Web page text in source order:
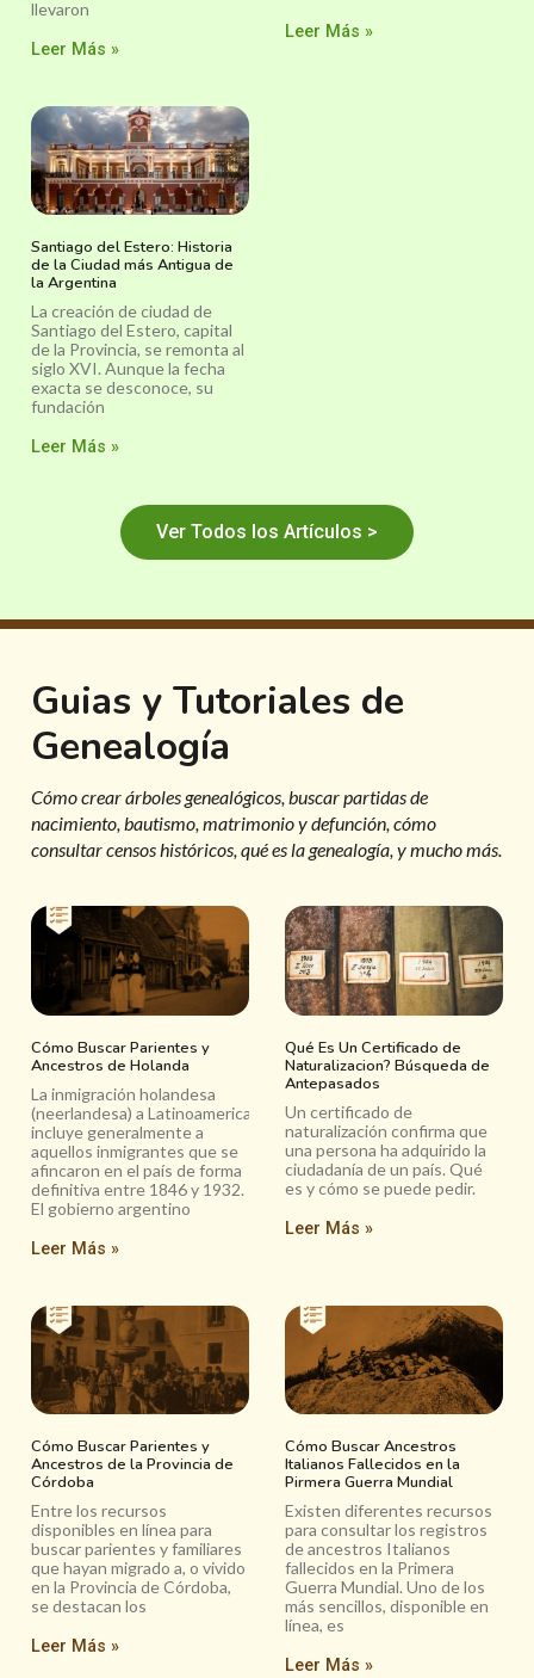
llevaron
Leer Más »
Leer Más »
Santiago del Estero: Historia
de la Ciudad más Antigua de
la Argentina
La creación de ciudad de
Santiago del Estero, capital
de la Provincia, se remonta al
siglo XVI. Aunque la fecha
exacta se desconoce, su
fundación
Leer Más »
Ver Todos los Artículos >
Guias y Tutoriales de
Genealogía
Cómo crear árboles genealógicos, buscar partidas de
nacimiento, bautismo, matrimonio y defunción, cómo
consultar censos históricos, qué es la genealogía, y mucho más.
Cómo Buscar Parientes y
Ancestros de Holanda
La inmigración holandesa
(neerlandesa) a Latinoamerica
incluye generalmente a
aquellos inmigrantes que se
afincaron en el país de forma
definitiva entre 1846 y 1932.
El gobierno argentino
Leer Más »
Qué Es Un Certificado de
Naturalizacion? Búsqueda de
Antepasados
Un certificado de
naturalización confirma que
una persona ha adquirido la
ciudadanía de un país. Qué
es y cómo se puede pedir.
Leer Más »
Cómo Buscar Parientes y
Ancestros de la Provincia de
Córdoba
Entre los recursos
disponibles en línea para
buscar parientes y familiares
que hayan migrado a, o vivido
en la Provincia de Córdoba,
se destacan los
Leer Más »
Cómo Buscar Ancestros
Italianos Fallecidos en la
Pirmera Guerra Mundial
Existen diferentes recursos
para consultar los registros
de ancestros Italianos
fallecidos en la Primera
Guerra Mundial. Uno de los
más sencillos, disponible en
línea, es
Leer Más »